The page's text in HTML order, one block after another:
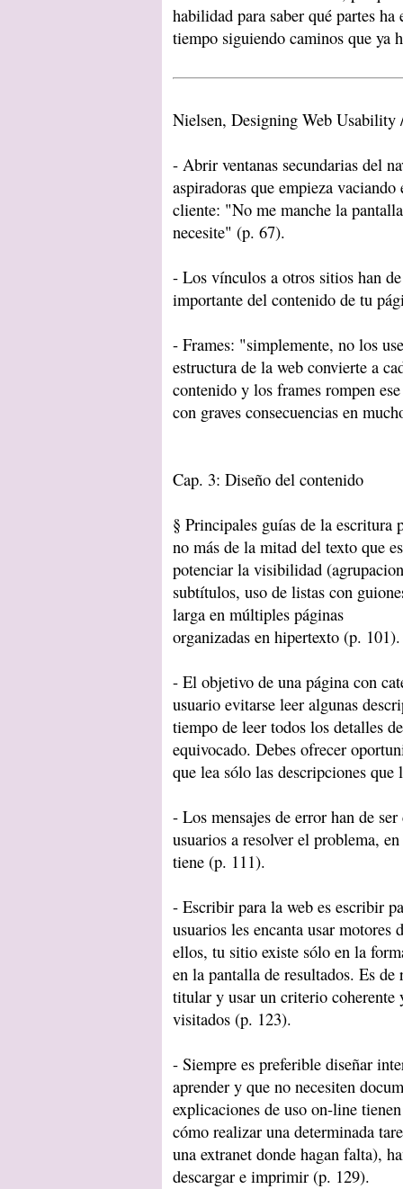
habilidad para saber qué partes
tiempo siguiendo caminos que ya
Nielsen, Designing Web Usability
- Abrir ventanas secundarias del
aspiradoras que empieza
cliente: "No me manche la
necesite" (p. 67).
- Los vínculos a otros sitios han
importante del contenido de tu
- Frames: "simplemente, no los
estructura de la web convierte a
contenido y los frames rompen
con graves consecuencias en
Cap. 3: Diseño del contenido
§ Principales guías de la escritura
no más de la mitad del texto que
potenciar la visibilidad
subtítulos, uso de listas con
larga en múltiples páginas
organizadas en hipertexto (p. 101).
- El objetivo de una página con
usuario evitarse leer algunas
tiempo de leer todos los detalles
equivocado. Debes ofrecer
que lea sólo las descripciones que
- Los mensajes de error han de
usuarios a resolver el problema,
tiene (p. 111).
- Escribir para la web es escribir
usuarios les encanta usar motores
ellos, tu sitio existe sólo en la
en la pantalla de resultados. Es
titular y usar un criterio coherente
visitados (p. 123).
- Siempre es preferible diseñar
aprender y que no necesiten
explicaciones de uso on-line
cómo realizar una determinada
una extranet donde hagan falta),
descargar e imprimir (p. 129).